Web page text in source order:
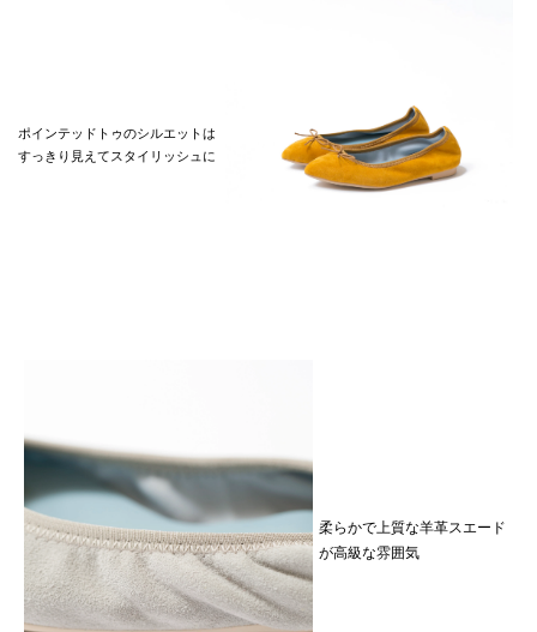
ポインテッドトゥのシルエットは
すっきり見えてスタイリッシュに
柔らかで上質な羊革スエード
が高級な雰囲気